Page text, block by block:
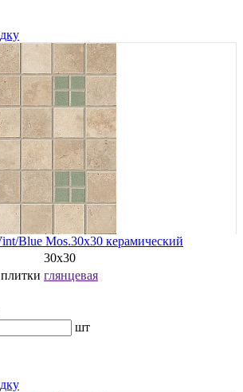
Blue Mos.30x30 керамический
30х30
глянцевая
шт